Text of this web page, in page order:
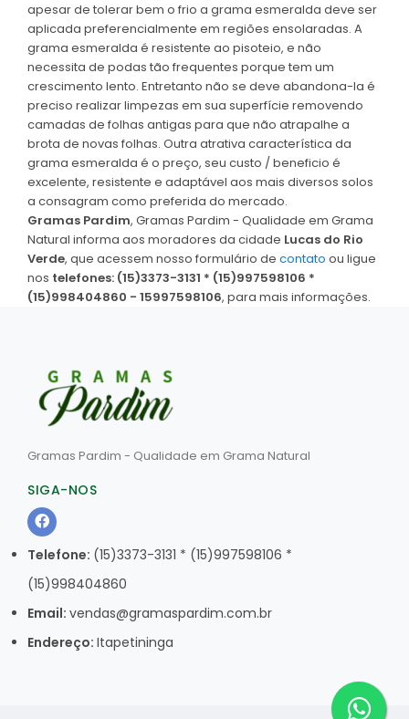
apesar de tolerar bem o frio a grama esmeralda deve ser
aplicada preferencialmente em regiões ensolaradas. A
grama esmeralda é resistente ao pisoteio, e não
necessita de podas tão frequentes porque tem um
crescimento lento. Entretanto não se deve abandona-la é
preciso realizar limpezas em sua superfície removendo
camadas de folhas antigas para que não atrapalhe a
brota de novas folhas. Outra atrativa característica da
grama esmeralda é o preço, seu custo / beneficio é
excelente, resistente e adaptável aos mais diversos solos
a consagram como preferida do mercado.
Gramas Pardim, Gramas Pardim - Qualidade em Grama
Natural informa aos moradores da cidade Lucas do Rio
Verde, que acessem nosso formulário de contato ou ligue
nos telefones: (15)3373-3131 * (15)997598106 *
(15)998404860 - 15997598106, para mais informações.
Gramas Pardim - Qualidade em Grama Natural
SIGA-NOS
Telefone: (15)3373-3131 * (15)997598106 *
(15)998404860
Email: vendas@gramaspardim.com.br
Endereço: Itapetininga